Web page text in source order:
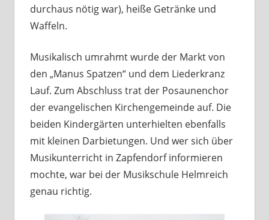
durchaus nötig war), heiße Getränke und
Waffeln.
Musikalisch umrahmt wurde der Markt von
den „Manus Spatzen“ und dem Liederkranz
Lauf. Zum Abschluss trat der Posaunenchor
der evangelischen Kirchengemeinde auf. Die
beiden Kindergärten unterhielten ebenfalls
mit kleinen Darbietungen. Und wer sich über
Musikunterricht in Zapfendorf informieren
mochte, war bei der Musikschule Helmreich
genau richtig.